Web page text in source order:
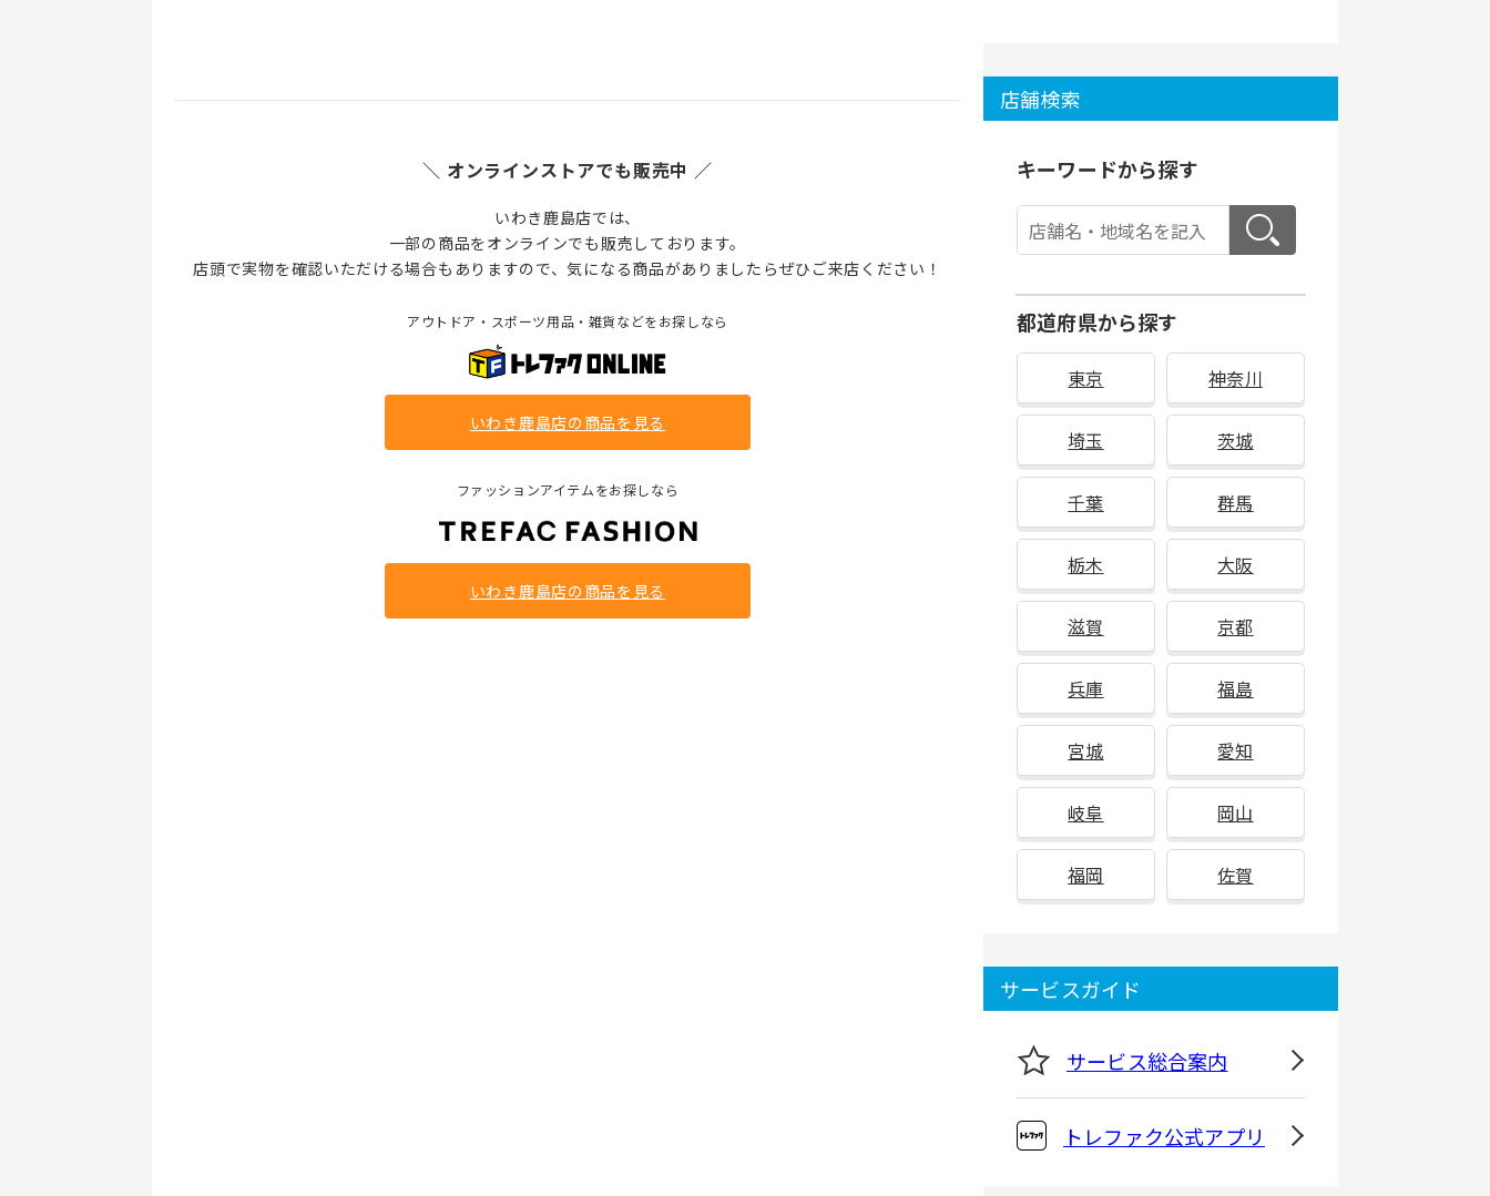
＼ オンラインストアでも販売中 ／
いわき鹿島店では、
一部の商品をオンラインでも販売しております。
店頭で実物を確認いただける場合もありますので、気になる商品がありましたらぜひご来店ください！
アウトドア・スポーツ用品・雑貨などをお探しなら
いわき鹿島店の商品を見る
ファッションアイテムをお探しなら
いわき鹿島店の商品を見る
店舗検索
キーワードから探す
都道府県から探す
東京 神奈川
埼玉 茨城
千葉 群馬
栃木 大阪
滋賀 京都
兵庫 福島
宮城 愛知
岐阜 岡山
福岡 佐賀
サービスガイド
サービス総合案内
トレファク公式アプリ